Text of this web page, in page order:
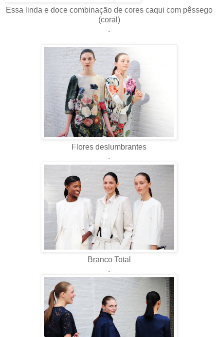
Essa linda e doce combinação de cores caqui com pêssego
(coral)
.
Flores deslumbrantes
.
Branco Total
.